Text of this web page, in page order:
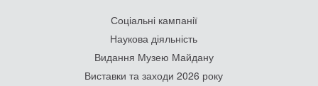
Соціальні кампанії
Наукова діяльність
Видання Музею Майдану
Виставки та заходи 2026 року